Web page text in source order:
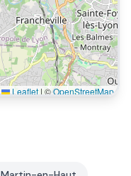
Leaflet | ©OpenStreetMap